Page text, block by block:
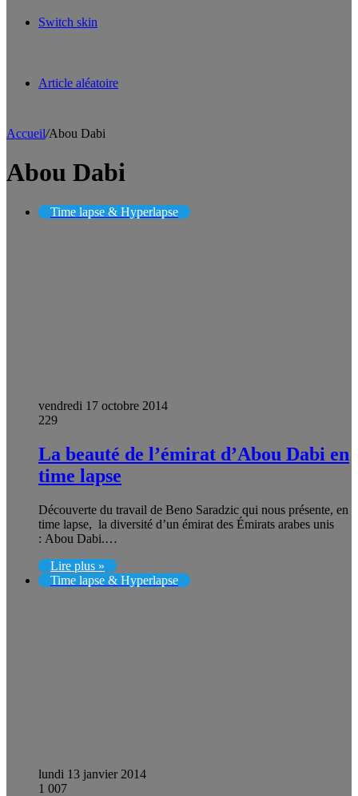
Switch skin
Article aléatoire
Accueil/Abou Dabi
Abou Dabi
Time lapse & Hyperlapse
vendredi 17 octobre 2014
229
La beauté de l’émirat d’Abou Dabi en
time lapse
Découverte du travail de Beno Saradzic qui nous présente, en
time lapse, la diversité d’un émirat des Émirats arabes unis
: Abou Dabi.…
Lire plus »
Time lapse & Hyperlapse
lundi 13 janvier 2014
1 007